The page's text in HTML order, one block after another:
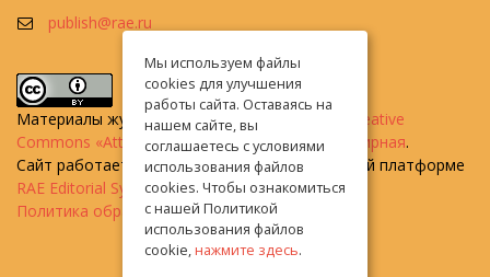
publish@rae.ru
Материалы журнала доступны по
лицензии Creative
Commons «Attribution» («Атрибуция») 4.0 Всемирная.
Сайт работает на универсальной издательской платформе
RAE Editorial System
Политика обработки персональных данных
Мы используем файлы
cookies для улучшения
работы сайта. Оставаясь на
нашем сайте, вы
соглашаетесь с условиями
использования файлов
cookies. Чтобы ознакомиться
с нашей Политикой
использования файлов
cookie,нажмите здесь.